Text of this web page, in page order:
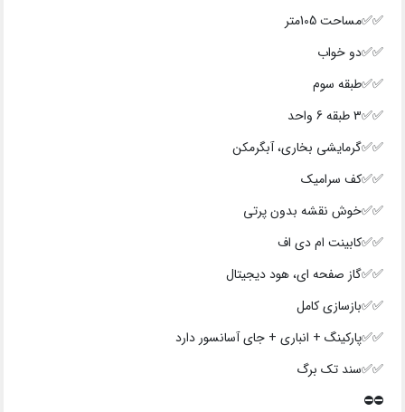
✅✅مساحت 105متر
✅✅دو خواب
✅✅طبقه سوم
✅✅3 طبقه 6 واحد
✅✅گرمایشی بخاری، آبگرمکن
✅✅کف سرامیک
✅✅خوش نقشه بدون پرتی
✅✅کابینت ام دی اف
✅✅گاز صفحه ای، هود دیجیتال
✅✅بازسازی کامل
✅✅پارکینگ + انباری + جای آسانسور دارد
✅✅سند تک برگ
⛔⛔️